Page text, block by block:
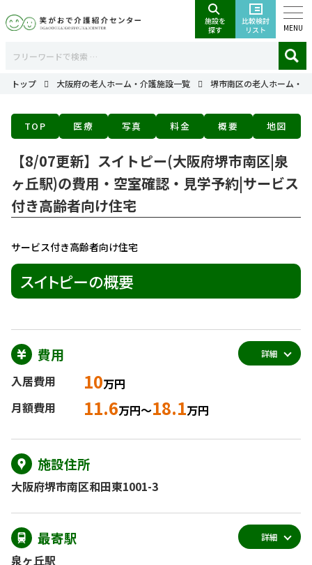
MENU
トップ 大阪府の老人ホーム・介護施設一覧 堺市南区の老人ホーム・
TOP 医療 写真 料金 概要 地図
【8/07更新】スイトピー(大阪府堺市南区|泉
ヶ丘駅)の費用・空室確認・見学予約|サービス
付き高齢者向け住宅
サービス付き高齢者向け住宅
スイトピーの概要
費用
入居費用 10万円
月額費用
11.6万円～18.1万円
詳細
施設住所
大阪府堺市南区和田東1001-3
最寄駅
泉ヶ丘駅
詳細